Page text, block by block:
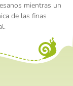
mientras un
de las finas